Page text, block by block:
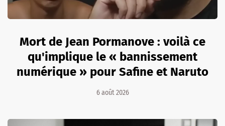
Mort de Jean Pormanove : voilà ce
qu'implique le « bannissement
numérique » pour Safine et Naruto
6 août 2026